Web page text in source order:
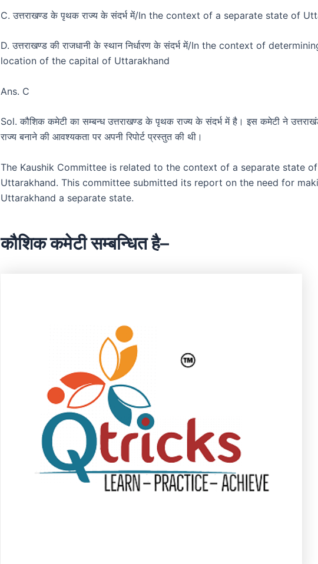
C. उत्तराखण्ड के पृथक राज्य के संदर्भ में/In the context of a separate state of
D. उत्तराखण्ड की राजधानी के स्थान निर्धारण के संदर्भ में/In the context of
location of the capital of Uttarakhand
Ans. C
Sol. कौशिक कमेटी का सम्बन्ध उत्तराखण्ड के पृथक राज्य के संदर्भ में है। इस कमेटी ने
राज्य बनाने की आवश्यकता पर अपनी रिपोर्ट प्रस्तुत की थी।
The Kaushik Committee is related to the context of a separate state of
Uttarakhand. This committee submitted its report on the need for
Uttarakhand a separate state.
कौशिक कमेटी सम्बन्धित है–